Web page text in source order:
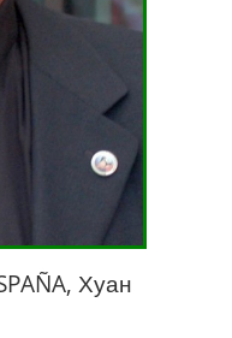
Хуан